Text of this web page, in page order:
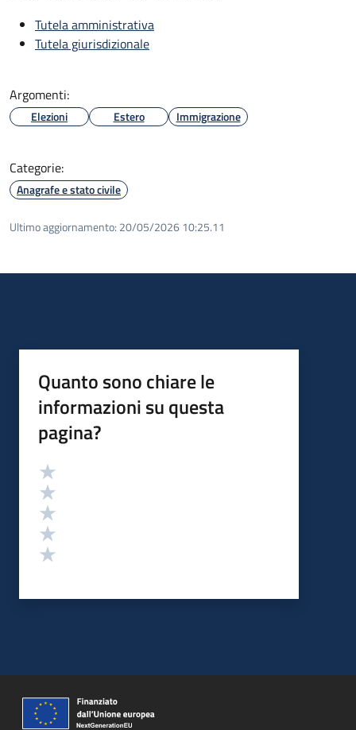
Tutela amministrativa
Tutela giurisdizionale
Argomenti:
Elezioni Estero Immigrazione
Categorie:
Anagrafe e stato civile
Ultimo aggiornamento: 20/05/2026 10:25.11
Quanto sono chiare le
informazioni su questa
pagina?
Valutazione